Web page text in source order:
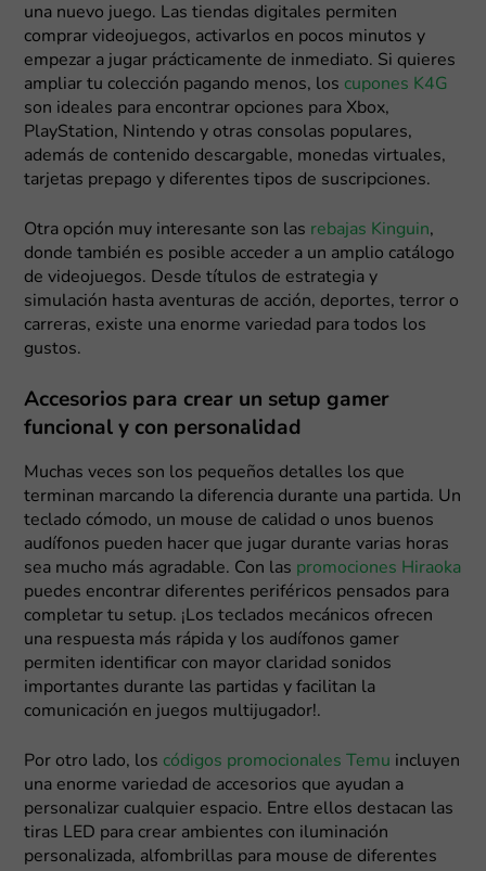
una nuevo juego. Las tiendas digitales permiten
comprar videojuegos, activarlos en pocos minutos y
empezar a jugar prácticamente de inmediato. Si quieres
ampliar tu colección pagando menos, los cupones K4G
son ideales para encontrar opciones para Xbox,
PlayStation, Nintendo y otras consolas populares,
además de contenido descargable, monedas virtuales,
tarjetas prepago y diferentes tipos de suscripciones.
Otra opción muy interesante son las rebajas Kinguin,
donde también es posible acceder a un amplio catálogo
de videojuegos. Desde títulos de estrategia y
simulación hasta aventuras de acción, deportes, terror o
carreras, existe una enorme variedad para todos los
gustos.
Accesorios para crear un setup gamer
funcional y con personalidad
Muchas veces son los pequeños detalles los que
terminan marcando la diferencia durante una partida. Un
teclado cómodo, un mouse de calidad o unos buenos
audífonos pueden hacer que jugar durante varias horas
sea mucho más agradable. Con las promociones Hiraoka
puedes encontrar diferentes periféricos pensados para
completar tu setup. ¡Los teclados mecánicos ofrecen
una respuesta más rápida y los audífonos gamer
permiten identificar con mayor claridad sonidos
importantes durante las partidas y facilitan la
comunicación en juegos multijugador!.
Por otro lado, los códigos promocionales Temu incluyen
una enorme variedad de accesorios que ayudan a
personalizar cualquier espacio. Entre ellos destacan las
tiras LED para crear ambientes con iluminación
personalizada, alfombrillas para mouse de diferentes